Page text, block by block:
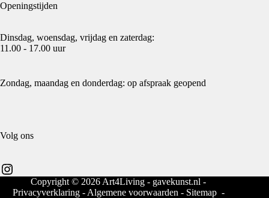
Openingstijden
Dinsdag, woensdag, vrijdag en zaterdag:
11.00 - 17.00 uur
Zondag, maandag en donderdag: op afspraak geopend
Volg ons
Instagram
Copyright © 2026 Art4Living - gavekunst.nl -
Privacyverklaring- Algemene voorwaarden - Sitemap-